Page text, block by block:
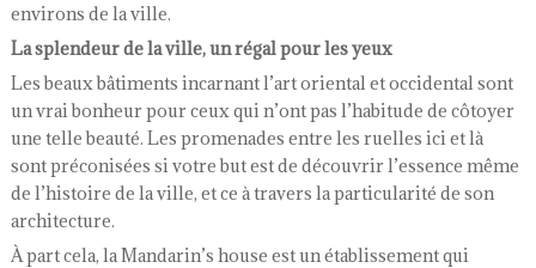
environs de la ville.
La splendeur de la ville, un régal pour les yeux
Les beaux bâtiments incarnant l’art oriental et occidental sont
un vrai bonheur pour ceux qui n’ont pas l’habitude de côtoyer
une telle beauté. Les promenades entre les ruelles ici et là
sont préconisées si votre but est de découvrir l’essence même
de l’histoire de la ville, et ce à travers la particularité de son
architecture.
À part cela, la Mandarin’s house est un établissement qui